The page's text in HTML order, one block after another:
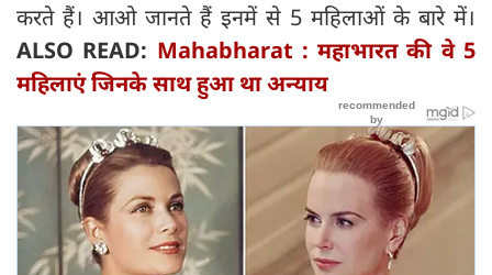
करते हैं। आओ जानते हैं इनमें से 5 महिलाओं के बारे में।
ALSO READ: Mahabharat : महाभारत की वे 5
महिलाएं जिनके साथ हुआ था अन्याय